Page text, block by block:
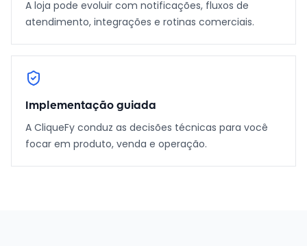
A loja pode evoluir com notificações, fluxos de
atendimento, integrações e rotinas comerciais.
Implementação guiada
A CliqueFy conduz as decisões técnicas para você
focar em produto, venda e operação.